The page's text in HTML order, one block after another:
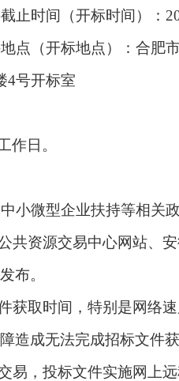
止时间（开标时间）：
点（开标地点）：合肥
4号开标室
作日。
小微型企业扶持等相关政
共资源交易中心网站、
布。
获取时间，特别是网络
造成无法完成招标文件获
，投标文件实施网上远